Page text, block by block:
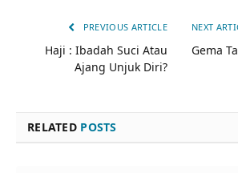
PREVIOUS ARTICLE
Haji : Ibadah Suci Atau
Ajang Unjuk Diri?
NEXT
Gema
RELATED POSTS